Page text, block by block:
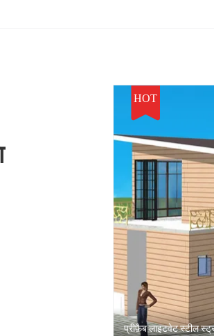
HOT
प्रीफ़ैब लाइटवेट स्टील